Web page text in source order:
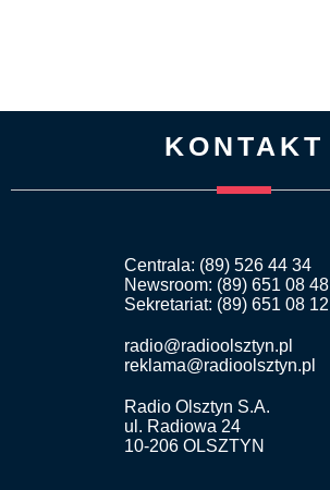
KONTAKT
Centrala: (89) 526 44 34
Newsroom: (89) 651 08 48
Sekretariat: (89) 651 08 12
radio@radioolsztyn.pl
reklama@radioolsztyn.pl
Radio Olsztyn S.A.
ul. Radiowa 24
10-206 OLSZTYN